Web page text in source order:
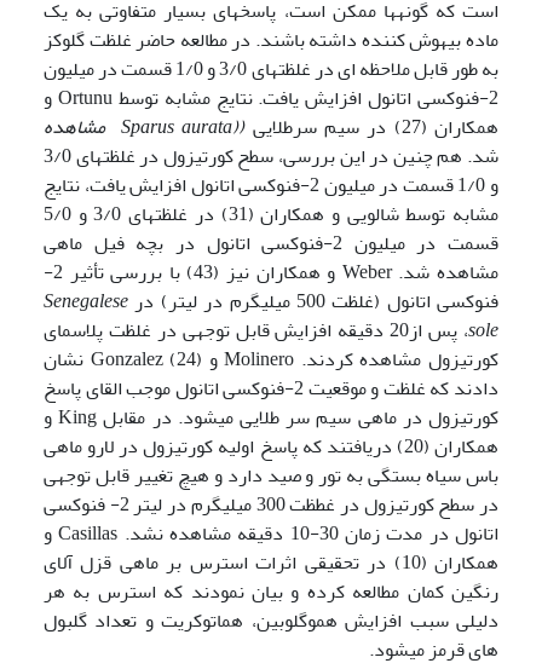
است که گونه­ها ممکن است، پاسخ­های بسیار متفاوتی به یک
ماده بیهوش کننده داشته باشند. در مطالعه حاضر غلظت گلوکز
به طور قابل ملاحظه ای در غلظت­های 3/0 و 1/0 قسمت در میلیون
2-فنوکسی اتانول افزایش یافت. نتایج مشابه توسط Ortunu و
همکاران (27) در سیم سرطلایی
(
(Sparus aurata
مشاهده
شد. هم­ چنین در این بررسی، سطح کورتیزول در غلظت­های 3/0
و 1/0 قسمت در میلیون 2-فنوکسی اتانول افزایش یافت، نتایج
مشابه توسط شالویی و همکاران (31) در غلظت­های 3/0 و 5/0
قسمت در میلیون 2-فنوکسی اتانول در بچه فیل ماهی
مشاهده شد. Weber و همکاران نیز (43) با بررسی تأثیر 2-
فنوکسی اتانول (غلظت 500 میلی­گرم در لیتر) در
Senegalese
sole
، پس از20 دقیقه افزایش قابل توجهی در غلظت پلاسمای
کورتیزول مشاهده کردند. Molinero و Gonzalez (24) نشان
دادند که غلظت و موقعیت 2-فنوکسی اتانول موجب القای پاسخ
کورتیزول در ماهی سیم سر طلایی می­شود. در مقابل King و
همکاران (20) دریافتند که پاسخ اولیه کورتیزول در لارو ماهی
باس سیاه بستگی به تور و صید دارد و هیچ تغییر قابل توجهی
در سطح کورتیزول در غطظت 300 میلی­گرم در لیتر 2- فنوکسی
اتانول در مدت زمان 30-10 دقیقه مشاهده نشد. Casillas و
همکاران (10) در تحقیقی اثرات استرس بر ماهی قزل آلای
رنگین کمان مطالعه کرده و بیان نمودند که استرس به هر
دلیلی سبب افزایش هموگلوبین، هماتوکریت و تعداد گلبول
های قرمز می­شود.